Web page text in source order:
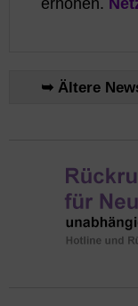
erhöhen.
➥ Ältere